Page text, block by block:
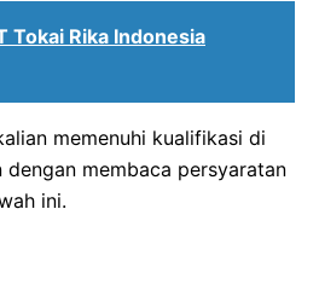
Tokai Rika Indonesia
memenuhi kualifikasi di
dengan membaca persyaratan
ini.